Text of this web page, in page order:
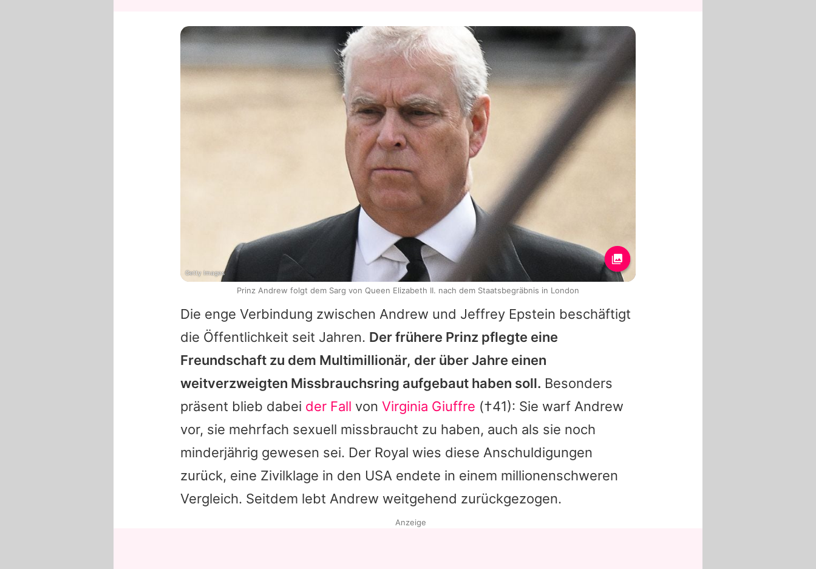
Die enge Verbindung zwischen Andrew und Jeffrey Epstein beschäftigt
die Öffentlichkeit seit Jahren. Der frühere Prinz pflegte eine
Freundschaft zu dem Multimillionär, der über Jahre einen
weitverzweigten Missbrauchsring aufgebaut haben soll. Besonders
präsent blieb dabei der Fall von Virginia Giuffre (†41): Sie warf Andrew
vor, sie mehrfach sexuell missbraucht zu haben, auch als sie noch
minderjährig gewesen sei. Der Royal wies diese Anschuldigungen
zurück, eine Zivilklage in den USA endete in einem millionenschweren
Vergleich. Seitdem lebt Andrew weitgehend zurückgezogen.
Getty Images
Prinz Andrew folgt dem Sarg von Queen Elizabeth II. nach dem Staatsbegräbnis in London
Anzeige